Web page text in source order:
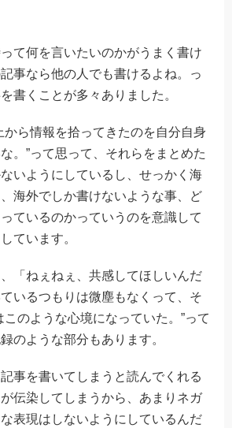
て何を言いたいのかがうまく書け
事なら他の人でも書けるよね。っ
書くことが多々ありました。
から情報を拾ってきたのを自分自身
。”って思って、それらをまとめた
いようにしているし、せっかく海
海外でしか書けないような事、ど
ているのかっていうのを意識して
ています。
「ねぇねぇ、共感してほしいんだ
いるつもりは微塵もなくって、そ
このような心境になっていた。”って
のような部分もあります。
事を書いてしまうと読んでくれる
伝染してしまうから、あまりネガ
表現はしないようにしているんだ